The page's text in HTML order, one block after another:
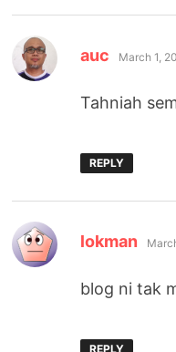
auc says:
March 1,
Tahniah
REPLY
lokman
blog ni tak
REPLY